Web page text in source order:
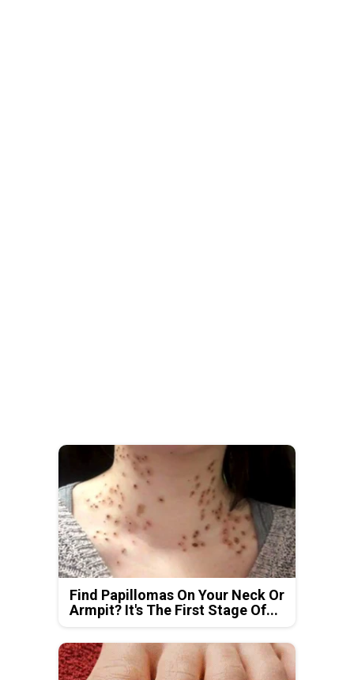
Find Papillomas On Your Neck Or
Armpit? It's The First Stage Of...